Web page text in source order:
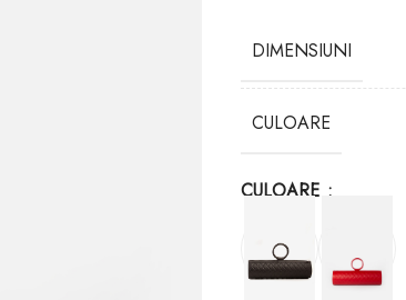
DIMENSIUNI
CULOARE
CULOARE